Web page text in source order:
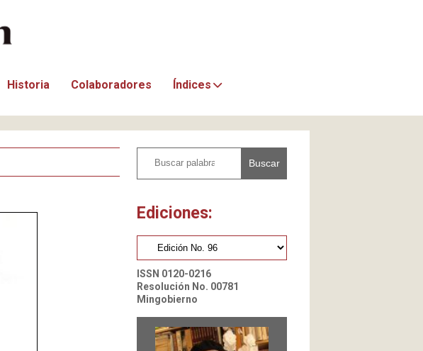
Historia Colaboradores Índices
Buscar
Ediciones:
ISSN 0120-0216
Resolución No. 00781
Mingobierno